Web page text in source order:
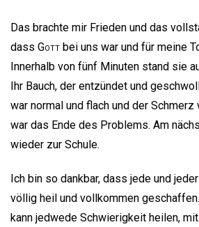
Das brachte mir Frieden und das
dass Gott bei uns war und für meine
Innerhalb von fünf Minuten stand sie
Ihr Bauch, der entzündet und
war normal und flach und der Schmerz
war das Ende des Problems. Am
wieder zur Schule.
Ich bin so dankbar, dass jede und
völlig heil und vollkommen
kann jedwede Schwierigkeit heilen,